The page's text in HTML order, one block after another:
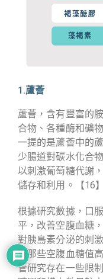
1.蘆薈
蘆薈，含有豐富的
合物、各種酶和礦
一提的是蘆薈中的
少腸道對碳水化合
以刺激葡萄糖代謝
儲存和利用。
【16
根據研究數據，口
平，改善空腹血糖
對胰島素分泌的刺
對那些空腹血糖值
管研究存在一些限